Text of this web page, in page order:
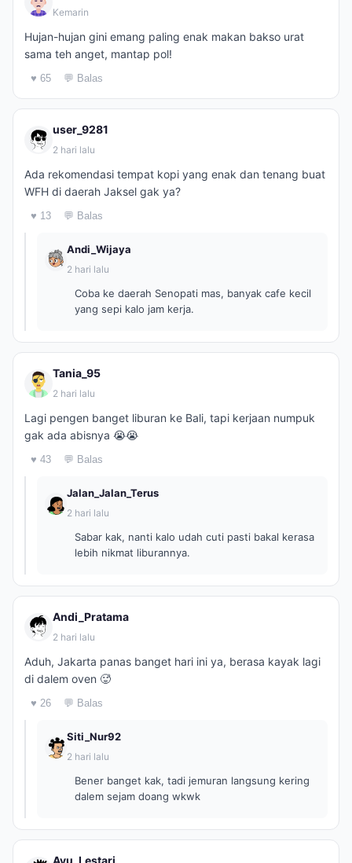
Kemarin
Hujan-hujan gini emang paling enak makan bakso urat
sama teh anget, mantap pol!
♥ 65 💬 Balas
user_9281
2 hari lalu
Ada rekomendasi tempat kopi yang enak dan tenang buat
WFH di daerah Jaksel gak ya?
♥ 13 💬 Balas
Andi_Wijaya
2 hari lalu
Coba ke daerah Senopati mas, banyak cafe kecil
yang sepi kalo jam kerja.
Tania_95
2 hari lalu
Lagi pengen banget liburan ke Bali, tapi kerjaan numpuk
gak ada abisnya 😭😭
♥ 43 💬 Balas
Jalan_Jalan_Terus
2 hari lalu
Sabar kak, nanti kalo udah cuti pasti bakal kerasa
lebih nikmat liburannya.
Andi_Pratama
2 hari lalu
Aduh, Jakarta panas banget hari ini ya, berasa kayak lagi
di dalem oven 🥵
♥ 26 💬 Balas
Siti_Nur92
2 hari lalu
Bener banget kak, tadi jemuran langsung kering
dalem sejam doang wkwk
Ayu_Lestari